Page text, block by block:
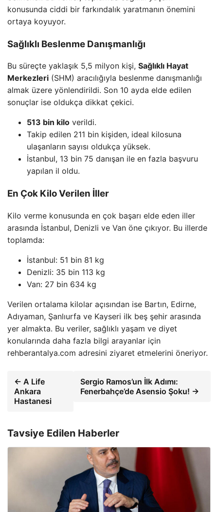
konusunda ciddi bir farkındalık yaratmanın önemini
ortaya koyuyor.
Sağlıklı Beslenme Danışmanlığı
Bu süreçte yaklaşık 5,5 milyon kişi, Sağlıklı Hayat
Merkezleri (SHM) aracılığıyla beslenme danışmanlığı
almak üzere yönlendirildi. Son 10 ayda elde edilen
sonuçlar ise oldukça dikkat çekici.
513 bin kilo verildi.
Takip edilen 211 bin kişiden, ideal kilosuna
ulaşanların sayısı oldukça yüksek.
İstanbul, 13 bin 75 danışan ile en fazla başvuru
yapılan il oldu.
En Çok Kilo Verilen İller
Kilo verme konusunda en çok başarı elde eden iller
arasında İstanbul, Denizli ve Van öne çıkıyor. Bu illerde
toplamda:
İstanbul: 51 bin 81 kg
Denizli: 35 bin 113 kg
Van: 27 bin 634 kg
Verilen ortalama kilolar açısından ise Bartın, Edirne,
Adıyaman, Şanlıurfa ve Kayseri ilk beş şehir arasında
yer almakta. Bu veriler, sağlıklı yaşam ve diyet
konularında daha fazla bilgi arayanlar için
rehberantalya.com adresini ziyaret etmelerini öneriyor.
← A Life
Ankara
Hastanesi
Sergio Ramos’un İlk Adımı:
Fenerbahçe’de Asensio Şoku! →
Tavsiye Edilen Haberler